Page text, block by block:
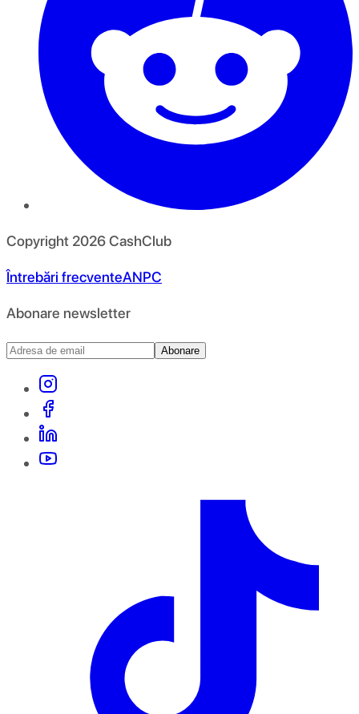
Copyright 2026CashClub
Întrebări frecventeANPC
Abonare newsletter
Abonare